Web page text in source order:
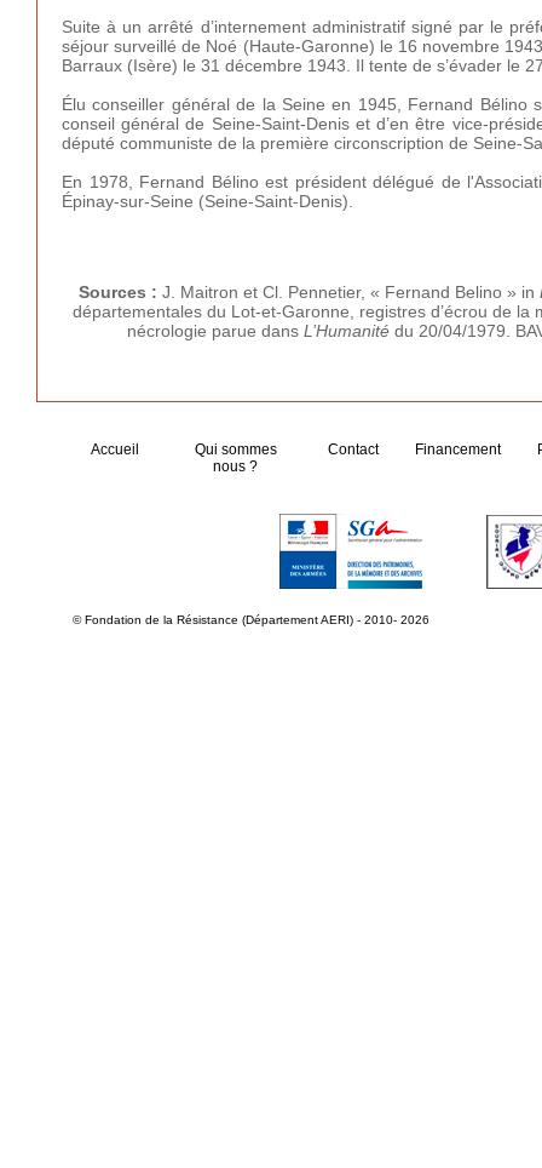
Suite à un arrêté d’internement administratif signé par le
séjour surveillé de Noé (Haute-Garonne) le 16 novembre
Barraux (Isère) le 31 décembre 1943. Il tente de s’évader le
Élu conseiller général de la Seine en 1945, Fernand Bélino
conseil général de Seine-Saint-Denis et d’en être vice-
député communiste de la première circonscription de Seine-
En 1978, Fernand Bélino est président délégué de
Épinay-sur-Seine (Seine-Saint-Denis).
Sources : J. Maitron et Cl. Pennetier, « Fernand Belino » in
départementales du Lot-et-Garonne, registres d’écrou de la
nécrologie parue dans L’Humanité du 20/04/1979.
Accueil
Qui sommes
nous ?
Contact Financement
© Fondation de la Résistance (Département AERI) - 2010- 2026